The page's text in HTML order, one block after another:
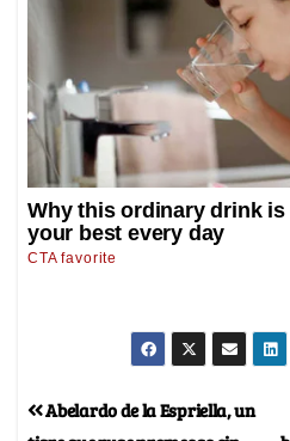
Abelardo de la Espriella, un